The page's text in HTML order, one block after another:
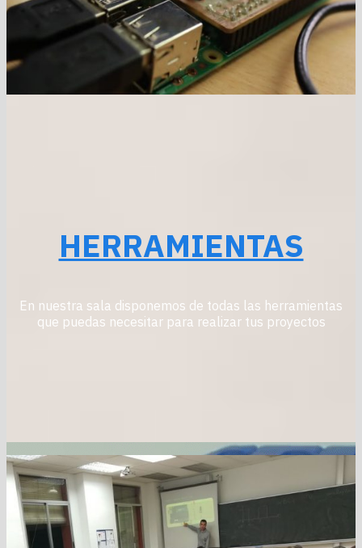
HERRAMIENTAS
En nuestra sala disponemos de todas las herramientas
que puedas necesitar para realizar tus proyectos